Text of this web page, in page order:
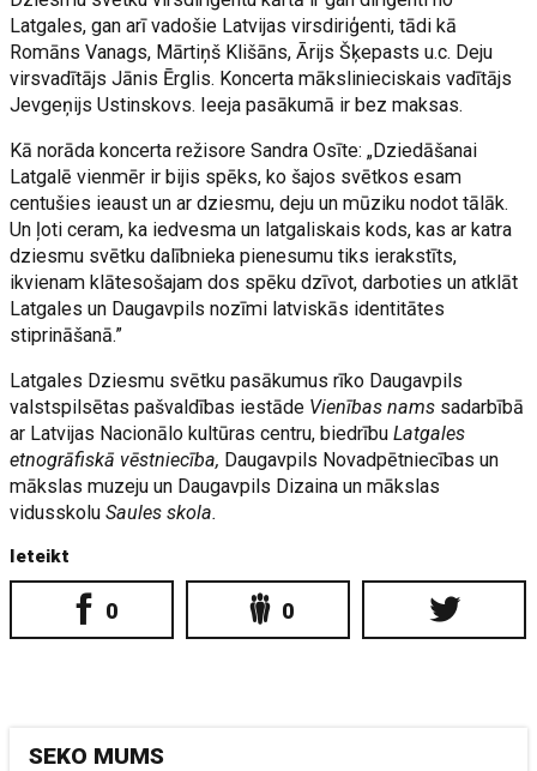
Latgales, gan arī vadošie Latvijas virsdiriģenti, tādi kā
Romāns Vanags, Mārtiņš Klišāns, Ārijs Šķepasts u.c. Deju
virsvadītājs Jānis Ērglis. Koncerta mākslinieciskais vadītājs
Jevgeņijs Ustinskovs. Ieeja pasākumā ir bez maksas.
Kā norāda koncerta režisore Sandra Osīte: „Dziedāšanai
Latgalē vienmēr ir bijis spēks, ko šajos svētkos esam
centušies ieaust un ar dziesmu, deju un mūziku nodot tālāk.
Un ļoti ceram, ka iedvesma un latgaliskais kods, kas ar katra
dziesmu svētku dalībnieka pienesumu tiks ierakstīts,
ikvienam klātesošajam dos spēku dzīvot, darboties un atklāt
Latgales un Daugavpils nozīmi latviskās identitātes
stiprināšanā.”
Latgales Dziesmu svētku pasākumus rīko Daugavpils
valstspilsētas pašvaldības iestāde Vienības nams sadarbībā
ar Latvijas Nacionālo kultūras centru, biedrību Latgales
etnogrāfiskā vēstniecība, Daugavpils Novadpētniecības un
mākslas muzeju un Daugavpils Dizaina un mākslas
vidusskoluSaules skola.
Ieteikt
0 0
SEKO MUMS